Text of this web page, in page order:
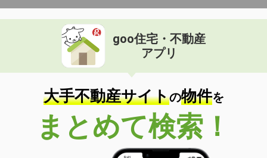
goo住宅・不動産
アプリ
大手不動産サイトの物件を
まとめて検索！